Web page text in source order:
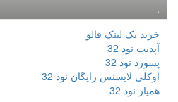
.
خرید بک لینک فالو
آپدیت نود 32
پسورد نود 32
اوکلی لایسنس رایگان نود 32
همیار نود 32